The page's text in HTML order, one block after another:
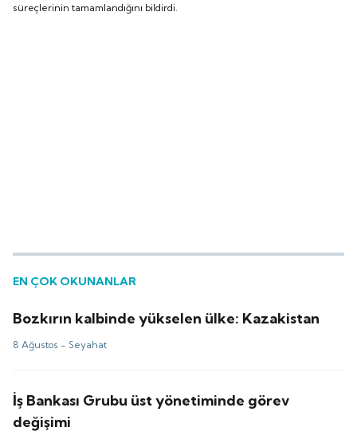
süreçlerinin tamamlandığını bildirdi.
EN ÇOK OKUNANLAR
Bozkırın kalbinde yükselen ülke: Kazakistan
8 Ağustos -Seyahat
İş Bankası Grubu üst yönetiminde görev
değişimi